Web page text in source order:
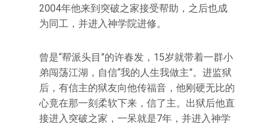
2004年他来到突破之家接受帮助，之后也成
为同工，并进入神学院进修。
曾是“帮派头目”的许春发，15岁就带着一群小
弟闯荡江湖，自信“我的人生我做主”。进监狱
后，有信主的狱友向他传福音，他刚硬无比的
心竟在那一刻柔软下来，信了主。出狱后他直
接进入突破之家，一呆就是7年，并进入神学